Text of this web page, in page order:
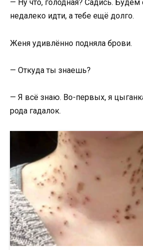
— Ну что, голодная? Садись. Будем
недалеко идти, а тебе ещё долго.
Женя удивлённо подняла брови.
— Откуда ты знаешь?
— Я всё знаю. Во-первых, я
рода гадалок.